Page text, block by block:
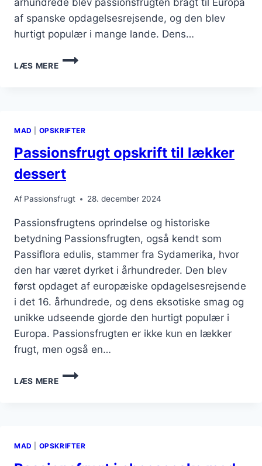
af spanske opdagelsesrejsende, og den blev
hurtigt populær i mange lande. Dens…
LÆS MERE
PASSIONSFRUGT
OG
MAD OPSKRIFTER
Passionsfrugt opskrift til lækker
dessert
Af Passionsfrugt 28. december 2024
Passionsfrugtens oprindelse og historiske
betydning Passionsfrugten, også kendt som
Passiflora edulis, stammer fra Sydamerika, hvor
den har været dyrket i århundreder. Den blev
først opdaget af europæiske opdagelsesrejsende
i det 16. århundrede, og dens eksotiske smag og
unikke udseende gjorde den hurtigt populær i
Europa. Passionsfrugten er ikke kun en lækker
frugt, men også en…
LÆS MERE
PASSIONSFRUGT
OPSKRIFT
MAD OPSKRIFTER